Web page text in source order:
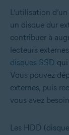
L’utilisation
un disque dur
contribuer à
lecteurs
disques SSD
Vous pouvez
externes, puis
vous avez
Les HDD